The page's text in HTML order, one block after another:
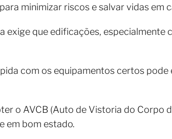
minimizar riscos e salvar vidas em
exige que edificações, especialmente
com os equipamentos certos
o AVCB (Auto de Vistoria do Corpo
em bom estado.